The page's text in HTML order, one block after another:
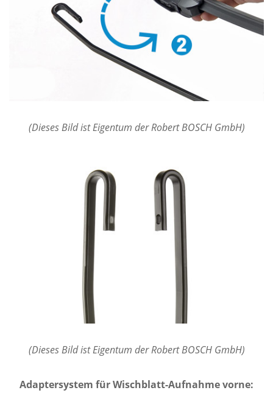
(Dieses Bild ist Eigentum der Robert BOSCH GmbH)
(Dieses Bild ist Eigentum der Robert BOSCH GmbH)
Adaptersystem für Wischblatt-Aufnahme vorne: